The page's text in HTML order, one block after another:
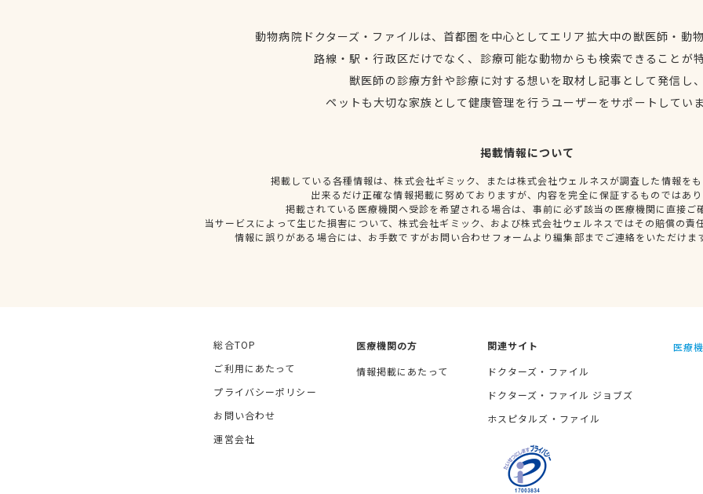
動物病院ドクターズ・ファイルは、首都圏を中心としてエリア拡大中の獣医師・動
路線・駅・行政区だけでなく、診療可能な動物からも検索できることが
獣医師の診療方針や診療に対する想いを取材し記事として発信し
ペットも大切な家族として健康管理を行うユーザーをサポートしてい
掲載情報について
掲載している各種情報は、株式会社ギミック、または株式会社ウェルネスが調査した情報を
出来るだけ正確な情報掲載に努めておりますが、内容を完全に保証するものではあ
掲載されている医療機関へ受診を希望される場合は、事前に必ず該当の医療機関に直接ご
当サービスによって生じた損害について、株式会社ギミック、および株式会社ウェルネスではその賠償の責
情報に誤りがある場合には、お手数ですがお問い合わせフォームより編集部までご連絡をいただけま
総合TOP
ご利用にあたって
プライバシーポリシー
お問い合わせ
運営会社
医療機関の方
情報掲載にあたって
関連サイト
ドクターズ・ファイル
ドクターズ・ファイル ジョブズ
ホスピタルズ・ファイル
医療